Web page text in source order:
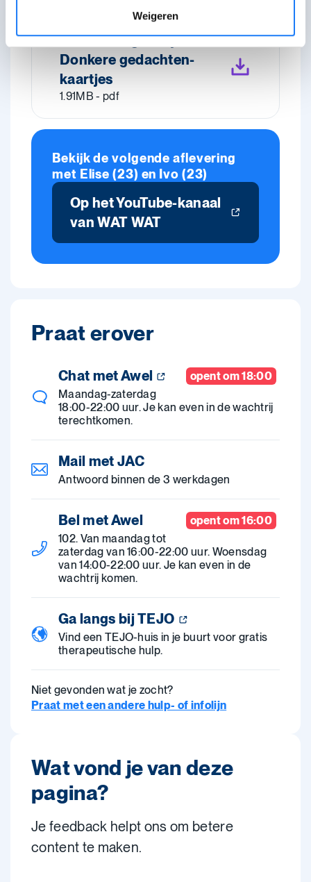
Weigeren
Download gratis je
Donkere gedachten-
kaartjes
1.91MB - pdf
Bekijk de volgende aflevering
met Elise (23) en Ivo (23)
Op het YouTube-kanaal
van WAT WAT
Praat erover
opent om 18:00
Chat met Awel
Maandag-zaterdag
18:00-22:00 uur. Je kan even in de wachtrij
terechtkomen.
Mail met JAC
Antwoord binnen de 3 werkdagen
opent om 16:00
Bel met Awel
102. Van maandag tot
zaterdag van 16:00-22:00 uur. Woensdag
van 14:00-22:00 uur. Je kan even in de
wachtrij komen.
Ga langs bij TEJO
Vind een TEJO-huis in je buurt voor gratis
therapeutische hulp.
Niet gevonden wat je zocht?
Praat met een andere hulp- of infolijn
Wat vond je van deze
pagina?
Je feedback helpt ons om betere
content te maken.